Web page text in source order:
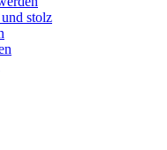
stolz